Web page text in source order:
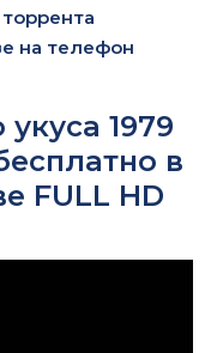
на телефон
1979
в
FULL HD